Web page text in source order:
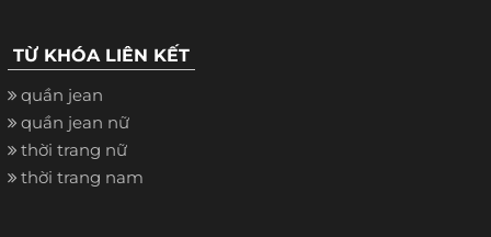
TỪ KHÓA LIÊN KẾT
quần jean
quần jean nữ
thời trang nữ
thời trang nam